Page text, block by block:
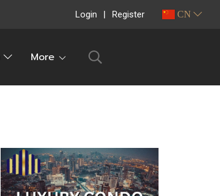
Login Register CN
More